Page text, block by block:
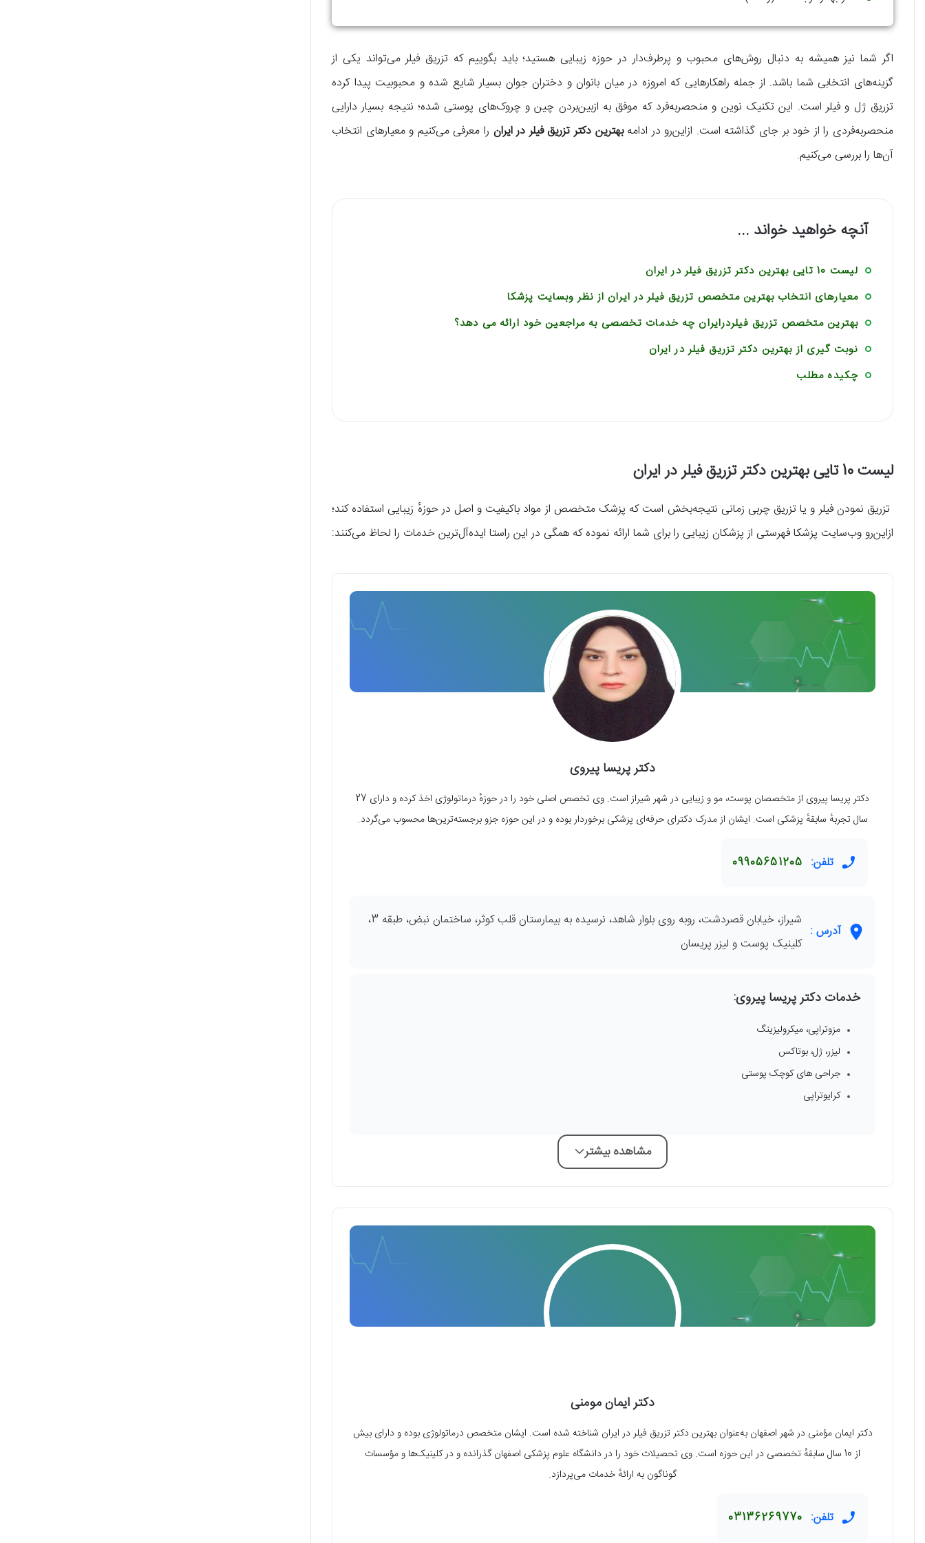
اگر شما نیز همیشه به دنبال روش‌های محبوب و پرطرف‌دار در حوزه زیبایی هستید؛ باید بگوییم که تزریق فیلر می‌تواند یکی از
گزینه‌های انتخابی شما باشد. از جمله راهکارهایی که امروزه در میان بانوان و دختران جوان بسیار شایع شده و محبوبیت پیدا کرده
تزریق ژل و فیلر است. این تکنیک نوین و منحصربه‌فرد که موفق به ازبین‌بردن چین و چروک‌های پوستی شده؛ نتیجه بسیار دارایی
منحصربه‌فردی را از خود بر جای گذاشته است. ازاین‌رو در ادامهبهترین دکتر تزریق فیلر در ایران را معرفی می‌کنیم و معیارهای انتخاب
آن‌ها را بررسی می‌کنیم.
آنچه خواهید خواند ...
لیست 10 تایی بهترین دکتر تزریق فیلر در ایران
معیارهای انتخاب بهترین متخصص تزریق فیلر در ایران از نظر وبسایت پزشکا
بهترین متخصص تزریق فیلردرایران چه خدمات تخصصی به مراجعین خود ارائه می دهد؟
نوبت گیری از بهترین دکتر تزریق فیلر در ایران
چکیده مطلب
لیست 10 تایی بهترین دکتر تزریق فیلر در ایران
تزریق نمودن فیلر و یا تزریق چربی زمانی نتیجه‌بخش است که پزشک متخصص از مواد باکیفیت و اصل در حوزهٔ زیبایی استفاده کند؛
ازاین‌رو وب‌سایت پزشکا فهرستی از پزشکان زیبایی را برای شما ارائه نموده که همگی در این راستا ایده‌آل‌ترین خدمات را لحاظ می‌کنند:
دکتر پریسا پیروی
دکتر پریسا پیروی از متخصصان پوست، مو و زیبایی در شهر شیراز است. وی تخصص اصلی خود را در حوزهٔ درماتولوژی اخذ کرده و دارای 27
سال تجربهٔ سابقهٔ پزشکی است. ایشان از مدرک دکترای حرفه‌ای پزشکی برخوردار بوده و در این حوزه جزو برجسته‌ترین‌ها محسوب می‌گردد.
تلفن: 09905651205
آدرس :
شیراز، خیابان قصردشت، روبه روی بلوار شاهد، نرسیده به بیمارستان قلب کوثر، ساختمان نبض، طبقه 3،
کلینیک پوست و لیزر پریسان
خدمات دکتر پریسا پیروی:
مزوتراپی، میکرولیزینگ
لیزر، ژل، بوتاکس
جراحی های کوچک پوستی
کرایوتراپی
مشاهده بیشتر
دکتر ایمان مومنی
دکتر ایمان مؤمنی در شهر اصفهان به‌عنوان بهترین دکتر تزریق فیلر در ایران شناخته شده است. ایشان متخصص درماتولوژی بوده و دارای بیش
از 10 سال سابقهٔ تخصصی در این حوزه است. وی تحصیلات خود را در دانشگاه علوم پزشکی اصفهان گذرانده و در کلینیک‌ها و مؤسسات
گوناگون به ارائهٔ خدمات می‌پردازد.
تلفن: 03136269770